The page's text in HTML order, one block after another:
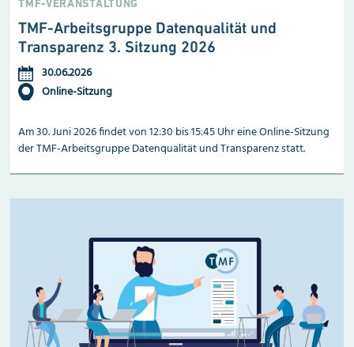
TMF-VERANSTALTUNG
TMF-Arbeitsgruppe Datenqualität und
Transparenz 3. Sitzung 2026
30.06.2026
Online-Sitzung
Am 30. Juni 2026 findet von 12:30 bis 15:45 Uhr eine Online-Sitzung
der TMF-Arbeitsgruppe Datenqualität und Transparenz statt.